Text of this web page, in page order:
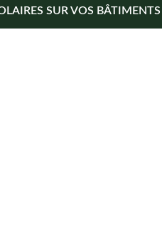
SUR VOS BÂTIMENTS